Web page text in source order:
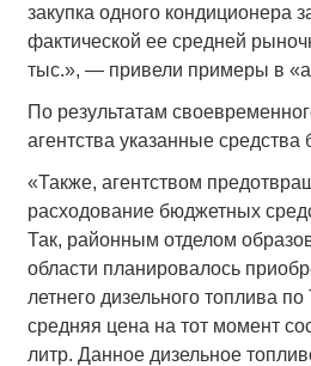
закупка одного кондиционера
фактической ее средней
тыс.», — привели примеры в
По результатам
агентства указанные
«Также, агентством
расходование бюджетных
Так, районным отделом
области планировалось
летнего дизельного топлива по
средняя цена на тот момент
литр. Данное дизельное